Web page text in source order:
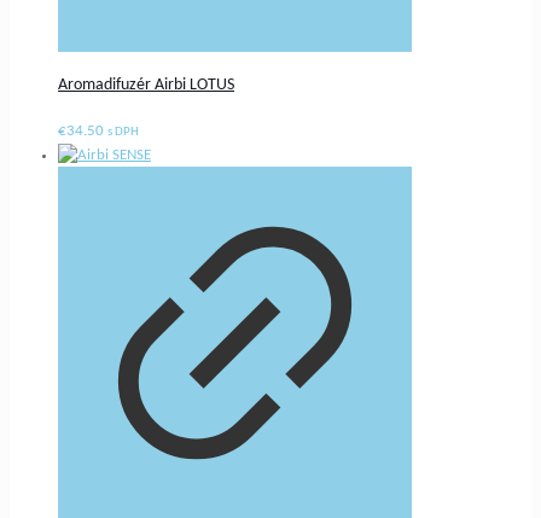
Aromadifuzér Airbi LOTUS
€34.50 s DPH